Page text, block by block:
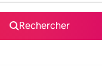
Rechercher